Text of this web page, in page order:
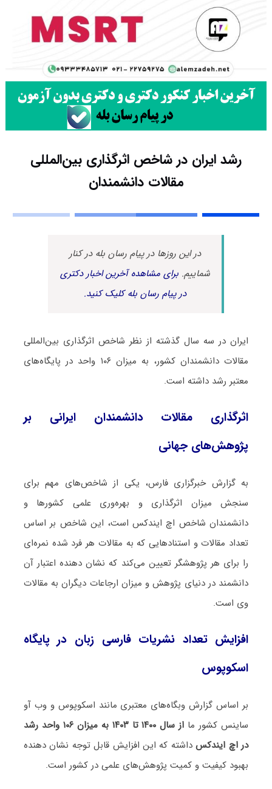
رشد ایران در شاخص اثرگذاری بین‌المللی
مقالات دانشمندان
در این روزها در پیام رسان بله در کنار
شماییم.برای مشاهده آخرین اخبار دکتری
در پیام رسان بله کلیک کنید.
ایران در سه سال گذشته از نظر شاخص اثرگذاری بین‌المللی
مقالات دانشمندان کشور، به میزان ۱۰۶ واحد در پایگاه‌های
معتبر رشد داشته است.
اثرگذاری مقالات دانشمندان ایرانی بر
پژوهش‌های جهانی
به گزارش خبرگزاری فارس، یکی از شاخص‌های مهم برای
سنجش میزان اثرگذاری و بهره‌وری علمی کشورها و
دانشمندان شاخص اچ ایندکس است، این شاخص بر اساس
تعداد مقالات و استنادهایی که به مقالات هر فرد شده نمره‌ای
را برای هر پژوهشگر تعیین می‌کند که نشان دهنده اعتبار آن
دانشمند در دنیای پژوهش و میزان ارجاعات دیگران به مقالات
وی است.
افزایش تعداد نشریات فارسی زبان در پایگاه
اسکوپوس
بر اساس گزارش وبگاه‌های معتبری مانند اسکوپوس و وب آو
ساینس کشور ما
از سال ۱۴۰۰ تا ۱۴۰۳ به میزان ۱۰۶ واحد رشد
در اچ ایندکسداشته که این افزایش قابل توجه نشان دهنده
بهبود کیفیت و کمیت پژوهش‌های علمی در کشور است.